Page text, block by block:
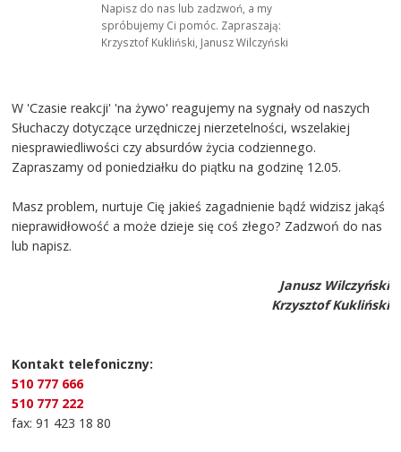
Napisz do nas lub zadzwoń, a my
spróbujemy Ci pomóc. Zapraszają:
Krzysztof Kukliński, Janusz Wilczyński
W 'Czasie reakcji' 'na żywo' reagujemy na sygnały od naszych
Słuchaczy dotyczące urzędniczej nierzetelności, wszelakiej
niesprawiedliwości czy absurdów życia codziennego.
Zapraszamy od poniedziałku do piątku na godzinę 12.05.
Masz problem, nurtuje Cię jakieś zagadnienie bądź widzisz jakąś
nieprawidłowość a może dzieje się coś złego? Zadzwoń do nas
lub napisz.
Janusz Wilczyński
Krzysztof Kukliński
Kontakt telefoniczny:
510 777 666
510 777 222
fax: 91 423 18 80